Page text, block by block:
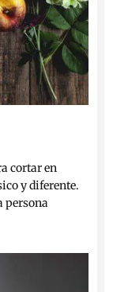
cortar en
y diferente.
persona